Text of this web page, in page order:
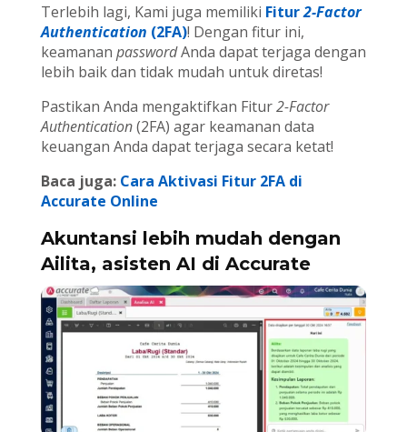
Terlebih lagi, Kami juga memiliki Fitur2-Factor
Authentication (2FA)! Dengan fitur ini,
keamanan passwordAnda dapat terjaga dengan
lebih baik dan tidak mudah untuk diretas!
Pastikan Anda mengaktifkan Fitur2-Factor
Authentication(2FA) agar keamanan data
keuangan Anda dapat terjaga secara ketat!
Baca juga: Cara Aktivasi Fitur 2FA di
Accurate Online
Akuntansi lebih mudah dengan
Ailita, asisten AI di Accurate